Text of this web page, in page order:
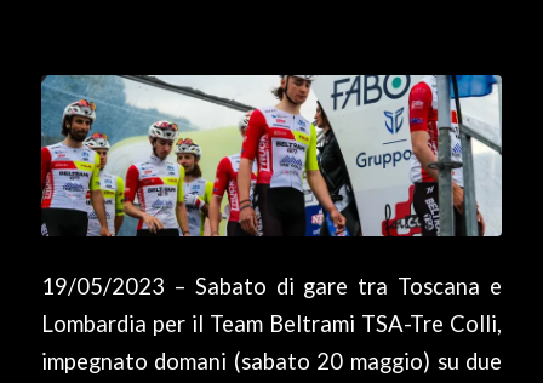
19/05/2023 – Sabato di gare tra Toscana e
Lombardia per il Team Beltrami TSA-Tre Colli,
impegnato domani (sabato 20 maggio) su due